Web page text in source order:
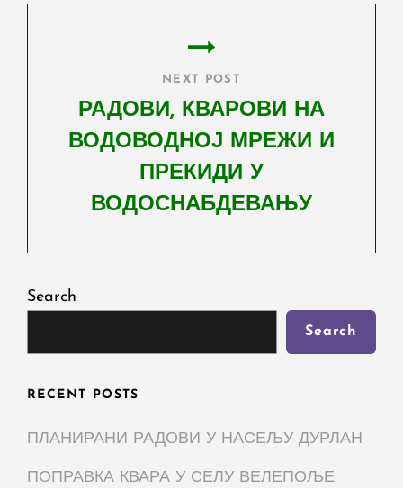
NEXT POST
РАДОВИ, КВАРОВИ НА
ВОДОВОДНОЈ МРЕЖИ И
ПРЕКИДИ У
ВОДОСНАБДЕВАЊУ
Post
Search
Search
RECENT POSTS
ПЛАНИРАНИ РАДОВИ У НАСЕЉУ ДУРЛАН
ПОПРАВКА КВАРА У СЕЛУ ВЕЛЕПОЉЕ